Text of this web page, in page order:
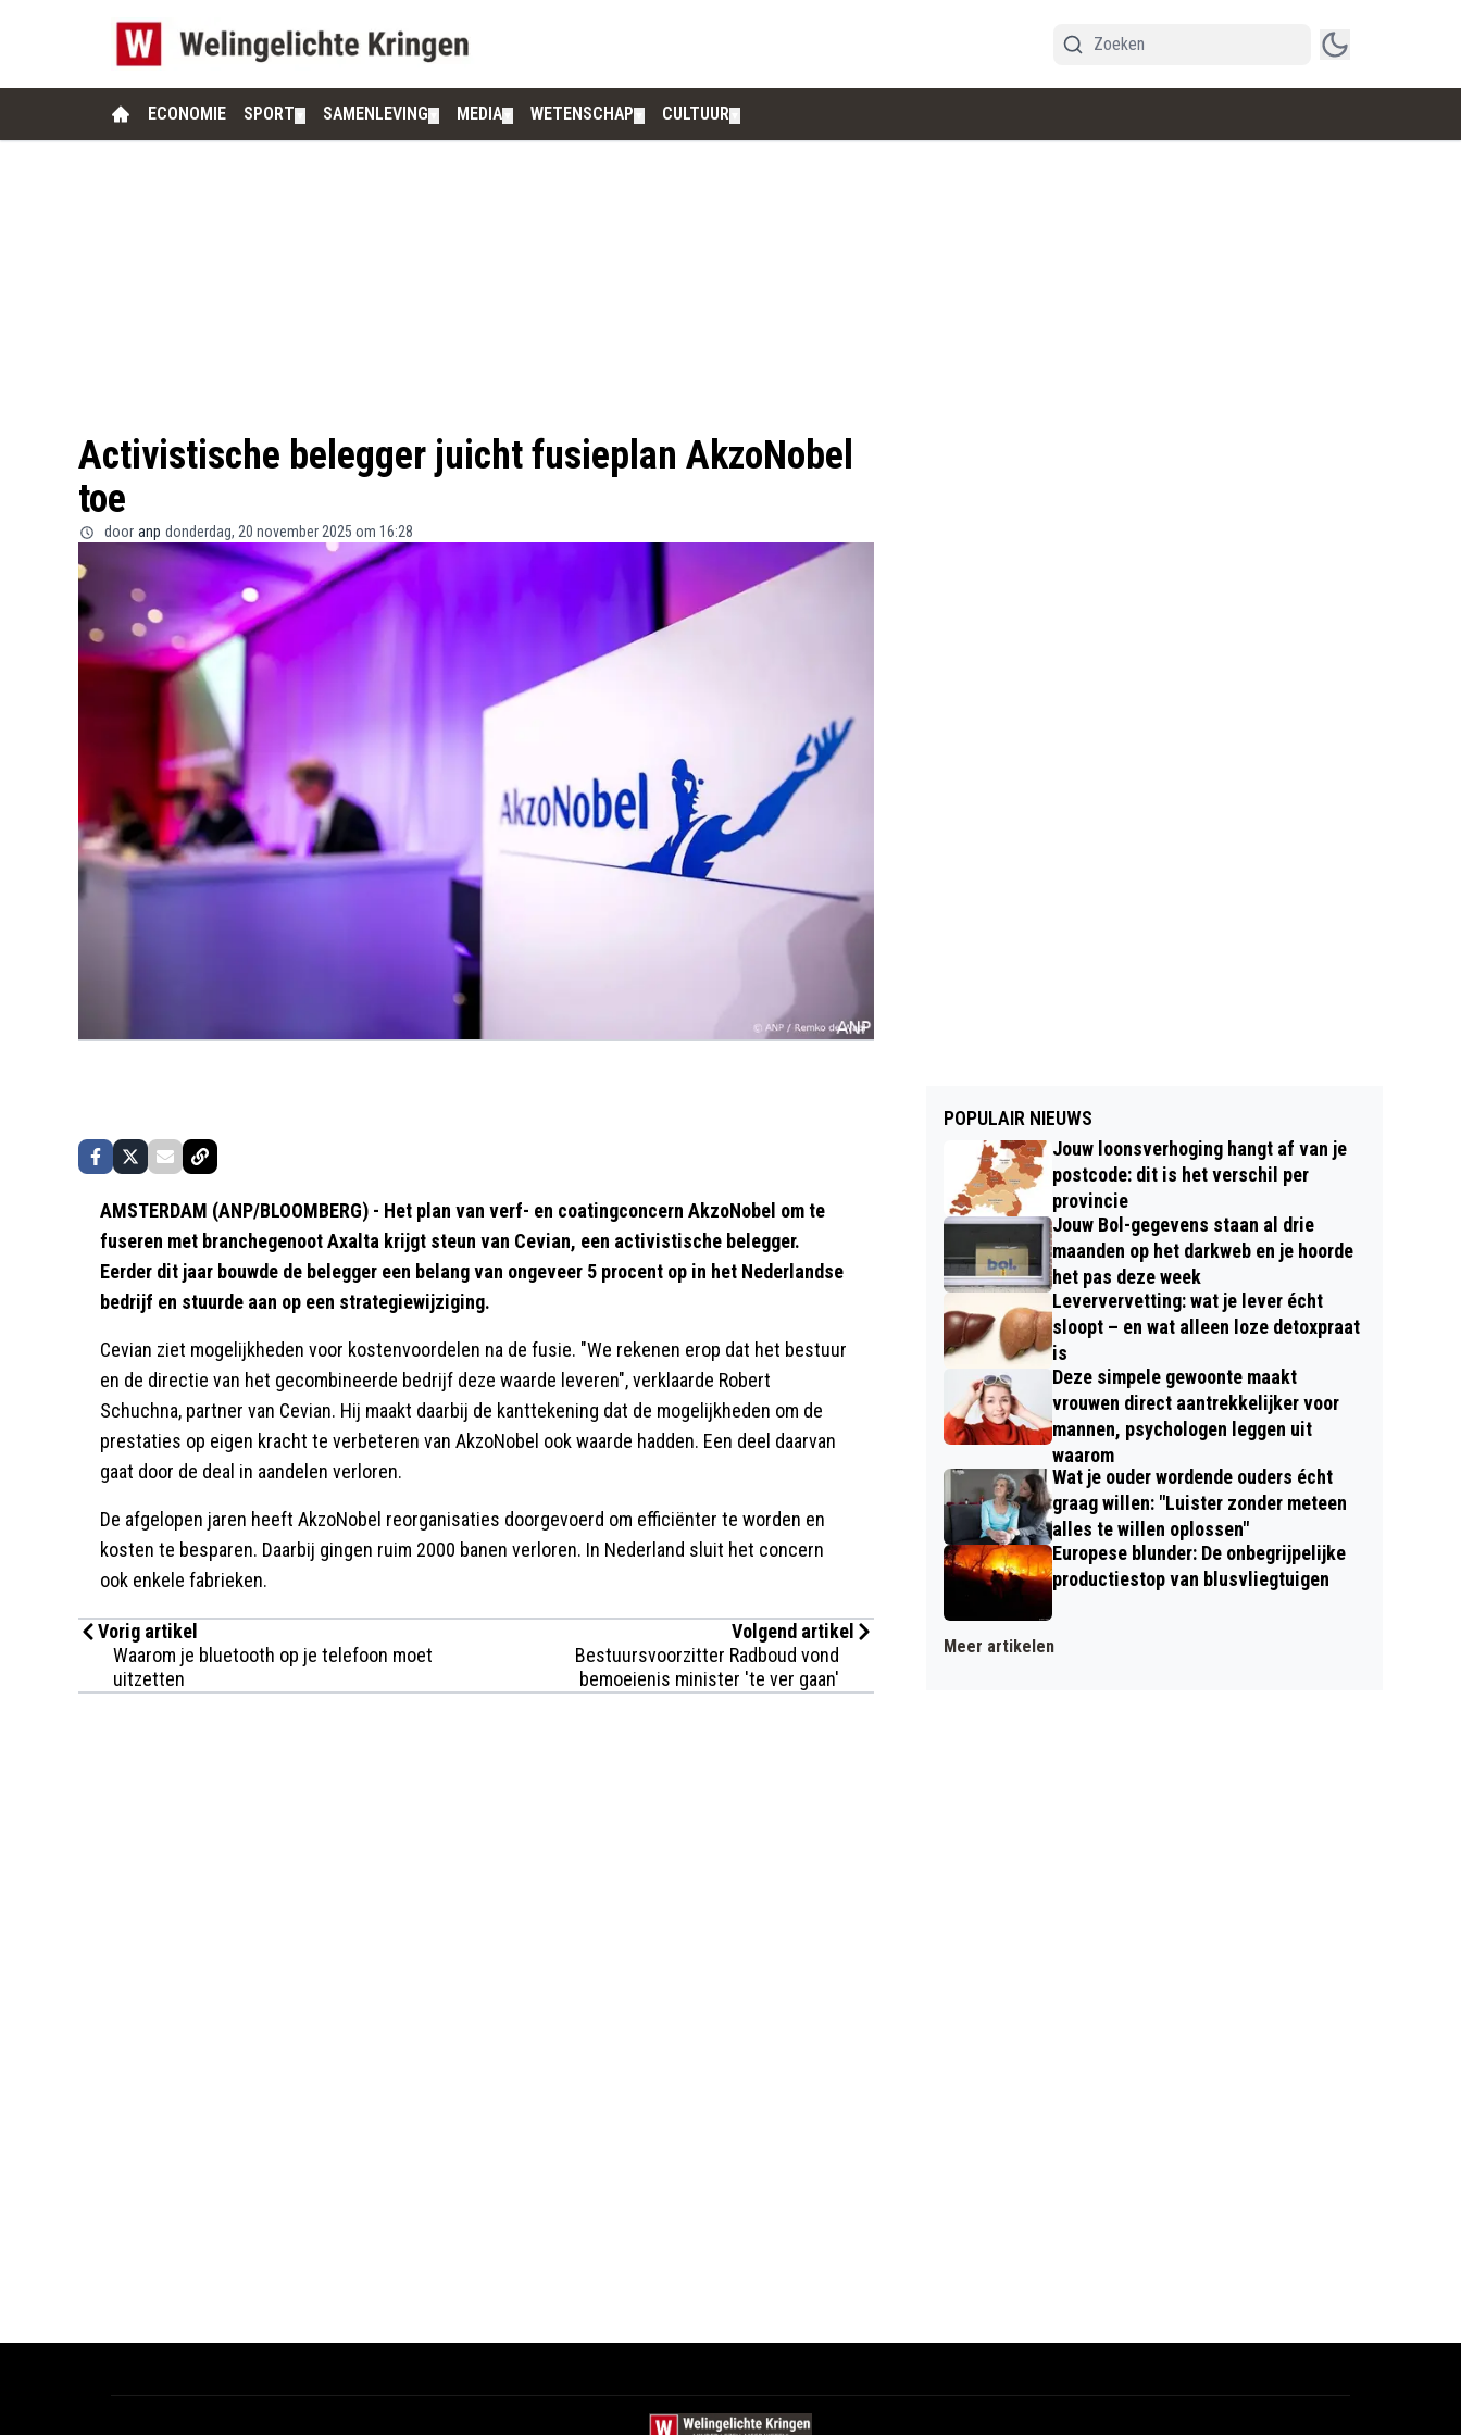
ECONOMIE SPORT SAMENLEVING MEDIA WETENSCHAP CULTUUR
Activistische belegger juicht fusieplan AkzoNobel
toe
door anp donderdag, 20 november 2025 om 16:28
AMSTERDAM (ANP/BLOOMBERG) - Het plan van verf- en coatingconcern AkzoNobel om te
fuseren met branchegenoot Axalta krijgt steun van Cevian, een activistische belegger.
Eerder dit jaar bouwde de belegger een belang van ongeveer 5 procent op in het Nederlandse
bedrijf en stuurde aan op een strategiewijziging.
Cevian ziet mogelijkheden voor kostenvoordelen na de fusie. "We rekenen erop dat het bestuur
en de directie van het gecombineerde bedrijf deze waarde leveren", verklaarde Robert
Schuchna, partner van Cevian. Hij maakt daarbij de kanttekening dat de mogelijkheden om de
prestaties op eigen kracht te verbeteren van AkzoNobel ook waarde hadden. Een deel daarvan
gaat door de deal in aandelen verloren.
De afgelopen jaren heeft AkzoNobel reorganisaties doorgevoerd om efficiënter te worden en
kosten te besparen. Daarbij gingen ruim 2000 banen verloren. In Nederland sluit het concern
ook enkele fabrieken.
Vorig artikel
Waarom je bluetooth op je telefoon moet
uitzetten
Volgend artikel
Bestuursvoorzitter Radboud vond
bemoeienis minister 'te ver gaan'
POPULAIR NIEUWS
Jouw loonsverhoging hangt af van je
postcode: dit is het verschil per
provincie
Jouw Bol-gegevens staan al drie
maanden op het darkweb en je hoorde
het pas deze week
Leververvetting: wat je lever écht
sloopt – en wat alleen loze detoxpraat
is
Deze simpele gewoonte maakt
vrouwen direct aantrekkelijker voor
mannen, psychologen leggen uit
waarom
Wat je ouder wordende ouders écht
graag willen: "Luister zonder meteen
alles te willen oplossen"
Europese blunder: De onbegrijpelijke
productiestop van blusvliegtuigen
Meer artikelen